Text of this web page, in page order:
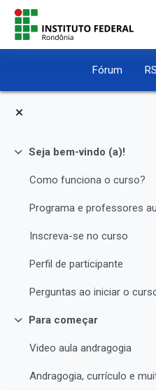
Ir para o conteúdo principal
Fórum
Contrair
Seja bem-vindo (a)!
Como funciona o curso?
Inscreva-se no curso
Perfil de participante
Perguntas ao iniciar o
Contrair
Para começar
Video aula andragogia